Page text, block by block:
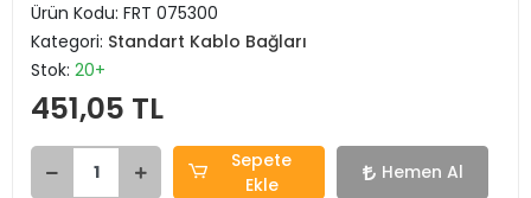
Ürün Kodu: FRT 075300
Kategori: Standart Kablo Bağları
Stok: 20+
451,05 TL
Sepete
Ekle
Hemen Al